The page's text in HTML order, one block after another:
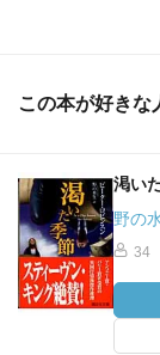
この本が好きな
渇い
野の
34